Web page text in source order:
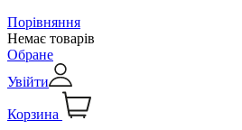
Порівняння
Немає товарів
Обране
Увійти
Корзина